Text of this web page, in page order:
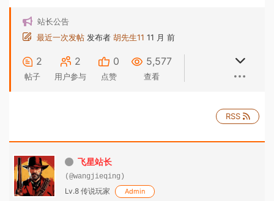
站长公告
最近一次发帖 发布者 胡先生11 11 月 前
2
帖子
2
用户参与
0
点赞
5,577
查看
RSS
飞星站长
(@wangjieqing)
Lv.8 传说玩家 Admin